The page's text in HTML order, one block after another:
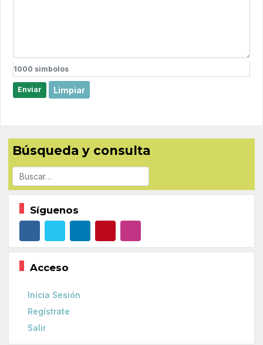
1000 simbolos
Enviar Limpiar
Búsqueda y consulta
Buscar
Síguenos
Acceso
Inicia Sesión
Regístrate
Salir